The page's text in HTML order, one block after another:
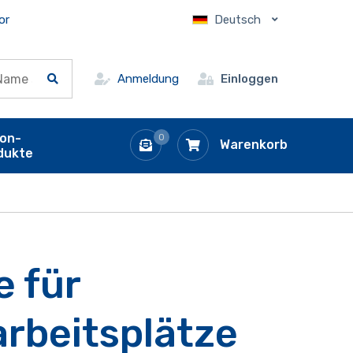
Deutsch
Anmeldung Einloggen
0 Warenkorb
für